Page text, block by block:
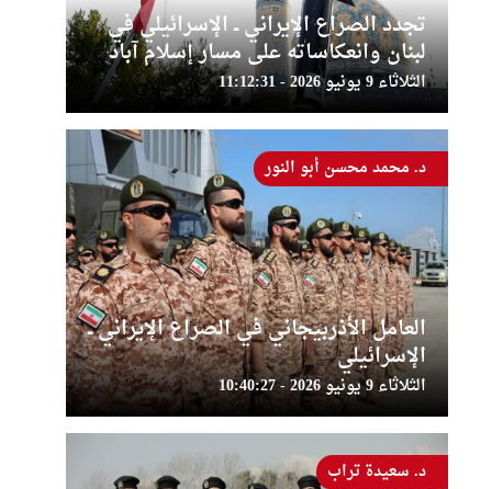
تجدد الصراع الإيراني ــ الإسرائيلي في
لبنان وانعكاساته على مسار إسلام آباد
الثلاثاء 9 يونيو 2026 - 11:12:31
العامل الأذربيجاني في الصراع الإيراني ــ
الإسرائيلي
الثلاثاء 9 يونيو 2026 - 10:40:27
د. محمد محسن أبو النور
د. سعيدة تراب